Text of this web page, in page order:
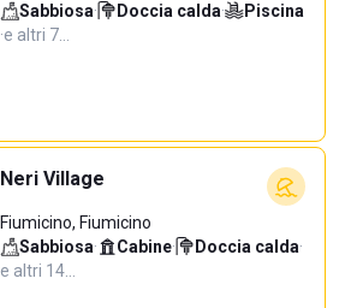
Sabbiosa· Doccia calda·
Piscina
·e altri 7…
Neri Village
Fiumicino, Fiumicino
Sabbiosa· Cabine· Doccia calda·
e altri 14…